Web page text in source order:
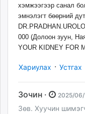
хэмжээгээр санал
эмнэлэгт бөөрний
000 (Долоон зуун,
YOUR KIDNEY FOR
Хариулах · Устгах
Зочин · 2025/06/
Зөв. Хуучин